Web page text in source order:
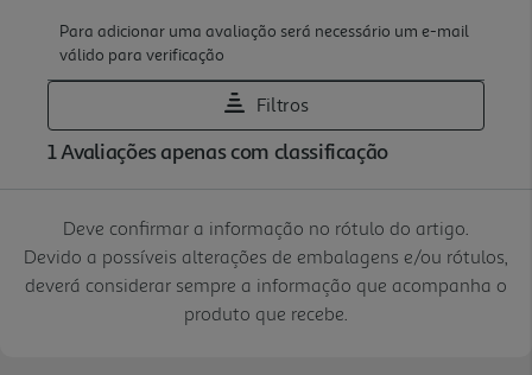
Deve confirmar a informação no rótulo do artigo.
Devido a possíveis alterações de embalagens e/ou rótulos,
deverá considerar sempre a informação que acompanha o
produto que recebe.